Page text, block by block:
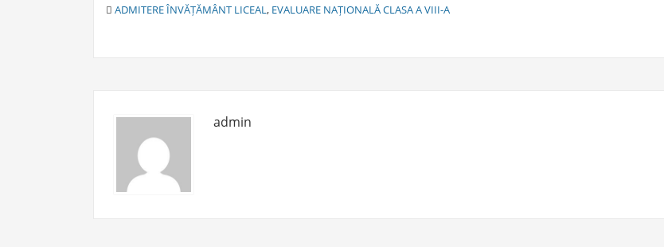
C
I
ADMITERE ÎNVĂȚĂMÂNT LICEAL , EVALUARE NAȚIONALĂ CLASA A VIII-A
admin